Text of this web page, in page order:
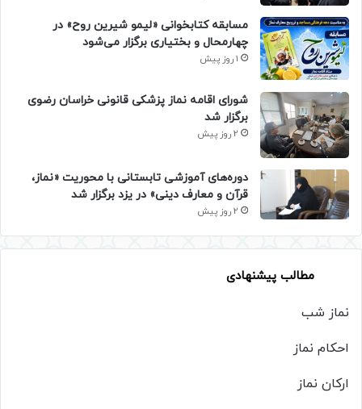
مسابقه کتابخوانی «لیمو شیرین روح» در
چهارمحال و بختیاری برگزار می‌شود
1 روز پیش
شورای اقامه نماز پزشکی قانونی خراسان رضوی
برگزار شد
2 روز پیش
دوره‌های آموزشی تابستانی با محوریت «نماز،
قرآن و معارف دینی» در یزد برگزار شد
2 روز پیش
مطالب پیشنهادی
نماز شب
احکام نماز
ارکان نماز